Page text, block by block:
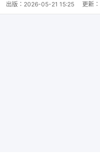
出版： 2026-05-21 15:25 更新：